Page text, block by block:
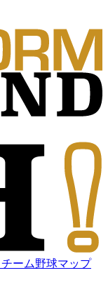
チーム野球マップ